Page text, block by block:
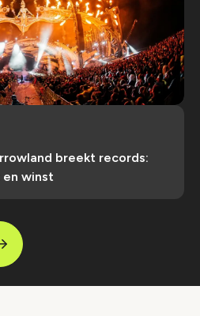
breekt records:
en winst